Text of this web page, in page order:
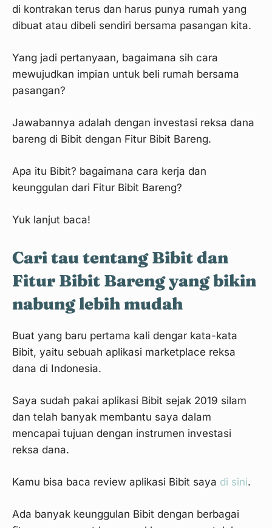
di kontrakan terus dan harus punya rumah yang
dibuat atau dibeli sendiri bersama pasangan kita.
Yang jadi pertanyaan, bagaimana sih cara
mewujudkan impian untuk beli rumah bersama
pasangan?
Jawabannya adalah dengan investasi reksa dana
bareng di Bibit dengan Fitur Bibit Bareng.
Apa itu Bibit? bagaimana cara kerja dan
keunggulan dari Fitur Bibit Bareng?
Yuk lanjut baca!
Cari tau tentang Bibit dan
Fitur Bibit Bareng yang bikin
nabung lebih mudah
Buat yang baru pertama kali dengar kata-kata
Bibit, yaitu sebuah aplikasi marketplace reksa
dana di Indonesia.
Saya sudah pakai aplikasi Bibit sejak 2019 silam
dan telah banyak membantu saya dalam
mencapai tujuan dengan instrumen investasi
reksa dana.
Kamu bisa baca review aplikasi Bibit saya di sini.
Ada banyak keunggulan Bibit dengan berbagai